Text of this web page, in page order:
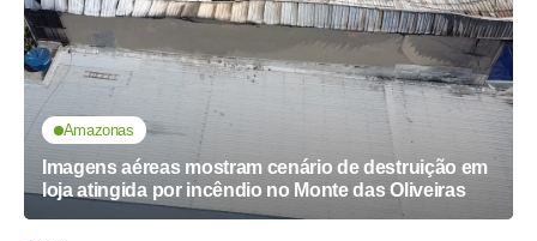
Amazonas
Imagens aéreas mostram cenário de destruição em
loja atingida por incêndio no Monte das Oliveiras